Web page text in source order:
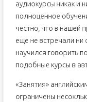
аудиокурсы никак и
полноценное
честно, что в нашей
еще не встречали
научился говорить
подобные курсы в
«Занятия»
ограничены